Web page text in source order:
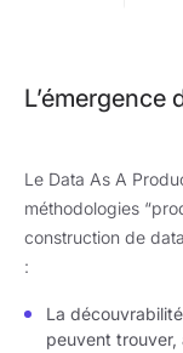
L’émergence
Le Data As A
méthodologies
construction de
:
La
peuvent